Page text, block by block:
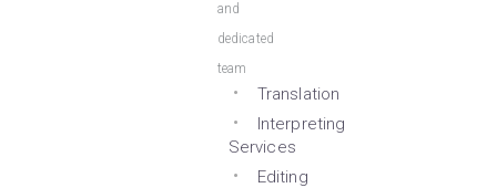
and
dedicated
team
Translation
Interpreting
Services
Editing